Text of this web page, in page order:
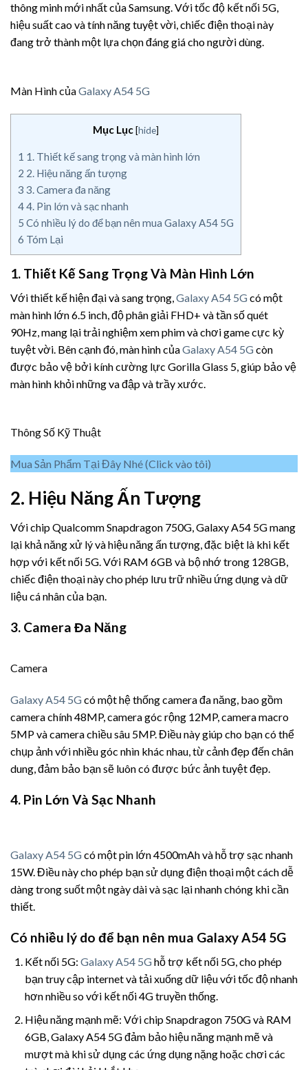
thông minh mới nhất của Samsung. Với tốc độ kết nối 5G,
hiệu suất cao và tính năng tuyệt vời, chiếc điện thoại này
đang trở thành một lựa chọn đáng giá cho người dùng.
Màn Hình củaGalaxy A54 5G
Mục Lục[hide]
1 1. Thiết kế sang trọng và màn hình lớn
2 2. Hiệu năng ấn tượng
3 3. Camera đa năng
44. Pin lớn và sạc nhanh
5 Có nhiều lý do để bạn nên mua Galaxy A54 5G
6 Tóm Lại
1. Thiết Kế Sang Trọng Và Màn Hình Lớn
Với thiết kế hiện đại và sang trọng, Galaxy A54 5Gcó một
màn hình lớn 6.5 inch, độ phân giải FHD+ và tần số quét
90Hz, mang lại trải nghiệm xem phim và chơi game cực kỳ
tuyệt vời. Bên cạnh đó, màn hình củaGalaxy A54 5Gcòn
được bảo vệ bởi kính cường lực Gorilla Glass 5, giúp bảo vệ
màn hình khỏi những va đập và trầy xước.
Thông Số Kỹ Thuật
Mua Sản Phẩm Tại Đây Nhé (Click vào tôi)
2. Hiệu Năng Ấn Tượng
Với chip Qualcomm Snapdragon 750G, Galaxy A54 5G mang
lại khả năng xử lý và hiệu năng ấn tượng, đặc biệt là khi kết
hợp với kết nối 5G. Với RAM 6GB và bộ nhớ trong 128GB,
chiếc điện thoại này cho phép lưu trữ nhiều ứng dụng và dữ
liệu cá nhân của bạn.
3. Camera Đa Năng
Camera
Galaxy A54 5Gcó một hệ thống camera đa năng, bao gồm
camera chính 48MP, camera góc rộng 12MP, camera macro
5MP và camera chiều sâu 5MP. Điều này giúp cho bạn có thể
chụp ảnh với nhiều góc nhìn khác nhau, từ cảnh đẹp đến chân
dung, đảm bảo bạn sẽ luôn có được bức ảnh tuyệt đẹp.
4. Pin Lớn Và Sạc Nhanh
Galaxy A54 5Gcó một pin lớn 4500mAh và hỗ trợ sạc nhanh
15W. Điều này cho phép bạn sử dụng điện thoại một cách dễ
dàng trong suốt một ngày dài và sạc lại nhanh chóng khi cần
thiết.
Có nhiều lý do để bạn nên mua Galaxy A54 5G
Kết nối 5G: Galaxy A54 5Ghỗ trợ kết nối 5G, cho phép
bạn truy cập internet và tải xuống dữ liệu với tốc độ nhanh
hơn nhiều so với kết nối 4G truyền thống.
Hiệu năng mạnh mẽ: Với chip Snapdragon 750G và RAM
6GB, Galaxy A54 5G đảm bảo hiệu năng mạnh mẽ và
mượt mà khi sử dụng các ứng dụng nặng hoặc chơi các